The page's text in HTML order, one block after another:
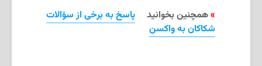
»همچنین بخوانید پاسخ به برخی از سؤالات
شکاکان به واکسن